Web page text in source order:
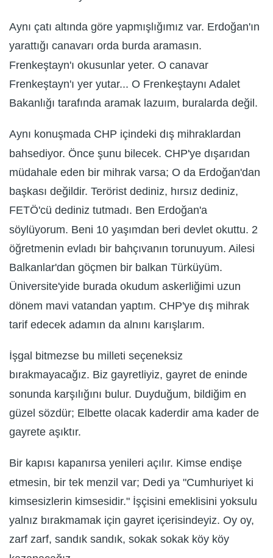
Aynı çatı altında göre yapmışlığımız var. Erdoğan'ın
yarattığı canavarı orda burda aramasın.
Frenkeştayn'ı okusunlar yeter. O canavar
Frenkeştayn'ı yer yutar... O Frenkeştaynı Adalet
Bakanlığı tarafında aramak lazuım, buralarda değil.
Aynı konuşmada CHP içindeki dış mihraklardan
bahsediyor. Önce şunu bilecek. CHP'ye dışarıdan
müdahale eden bir mihrak varsa; O da Erdoğan'dan
başkası değildir. Terörist dediniz, hırsız dediniz,
FETÖ'cü dediniz tutmadı. Ben Erdoğan'a
söylüyorum. Beni 10 yaşımdan beri devlet okuttu. 2
öğretmenin evladı bir bahçıvanın torunuyum. Ailesi
Balkanlar'dan göçmen bir balkan Türküyüm.
Üniversite'yide burada okudum askerliğimi uzun
dönem mavi vatandan yaptım. CHP'ye dış mihrak
tarif edecek adamın da alnını karışlarım.
İşgal bitmezse bu milleti seçeneksiz
bırakmayacağız. Biz gayretliyiz, gayret de eninde
sonunda karşılığını bulur. Duyduğum, bildiğim en
güzel sözdür; Elbette olacak kaderdir ama kader de
gayrete aşıktır.
Bir kapısı kapanırsa yenileri açılır. Kimse endişe
etmesin, bir tek menzil var; Dedi ya "Cumhuriyet ki
kimsesizlerin kimsesidir." İşçisini emeklisini yoksulu
yalnız bırakmamak için gayret içerisindeyiz. Oy oy,
zarf zarf, sandık sandık, sokak sokak köy köy